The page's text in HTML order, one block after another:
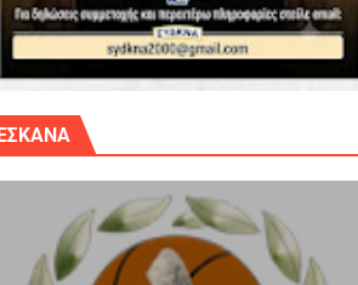
Δημητρίου την Κυριακή 14.6.26
Προφήτη Ηλία 78-74 στα Καμίνια